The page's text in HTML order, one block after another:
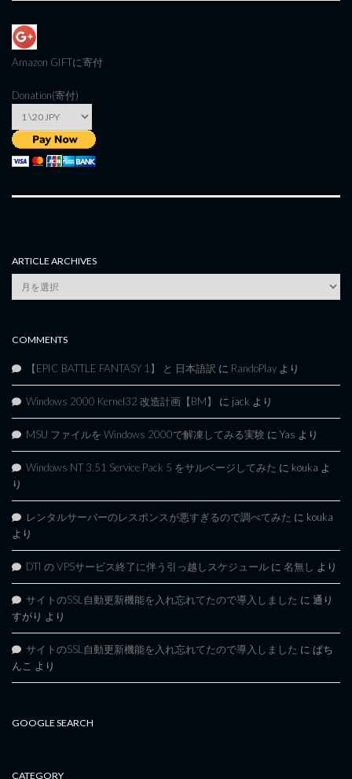
Amazon GIFTに寄付
Donation(寄付)
ARTICLE ARCHIVES
Article
Archives
COMMENTS
【EPIC BATTLE FANTASY 1】 と 日本語訳 に RandoPlay より
Windows 2000 Kernel32 改造計画【BM】 に jack より
MSU ファイルを Windows 2000で解凍してみる実験 に Yas より
Windows NT 3.51 Service Pack 5 をサルベージしてみた に kouka よ
り
レンタルサーバーのレスポンスが悪すぎるので調べてみた に kouka
より
DTI の VPSサービス終了に伴う引っ越しスケジュール に 名無し より
サイトのSSL自動更新機能を入れ忘れてたので導入しました に 通り
すがり より
サイトのSSL自動更新機能を入れ忘れてたので導入しました に ぱち
んこ より
GOOGLE SEARCH
CATEGORY